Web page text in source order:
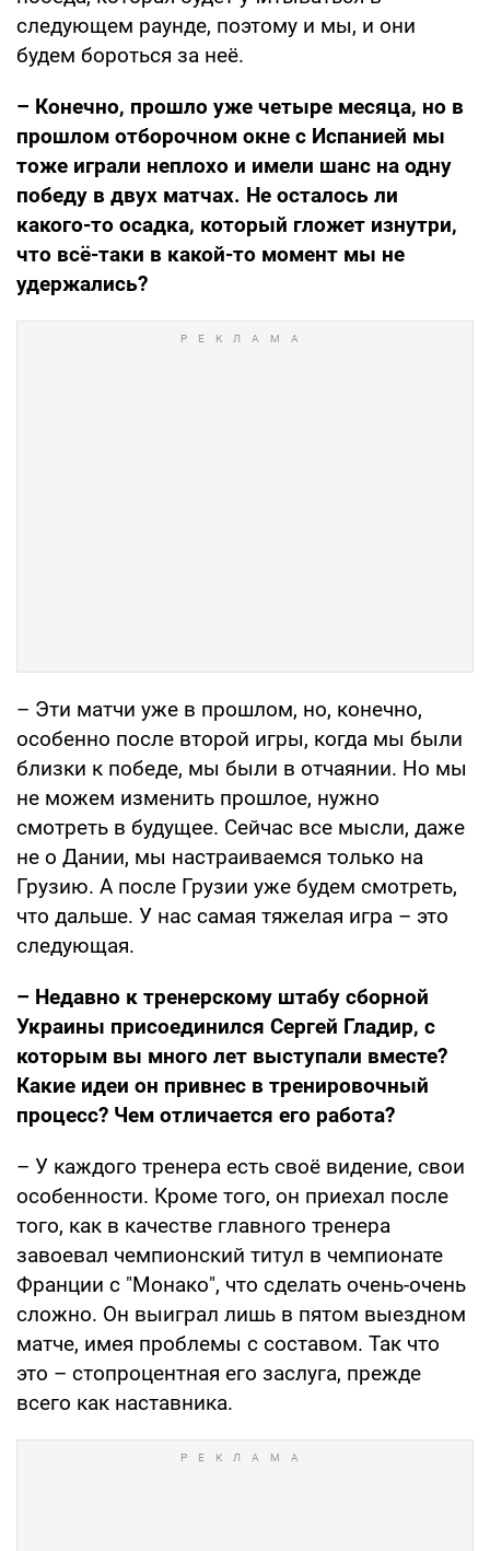
следующем раунде, поэтому и мы, и они
будем бороться за неё.
– Конечно, прошло уже четыре месяца, но в
прошлом отборочном окне с Испанией мы
тоже играли неплохо и имели шанс на одну
победу в двух матчах. Не осталось ли
какого-то осадка, который гложет изнутри,
что всё-таки в какой-то момент мы не
удержались?
– Эти матчи уже в прошлом, но, конечно,
особенно после второй игры, когда мы были
близки к победе, мы были в отчаянии. Но мы
не можем изменить прошлое, нужно
смотреть в будущее. Сейчас все мысли, даже
не о Дании, мы настраиваемся только на
Грузию. А после Грузии уже будем смотреть,
что дальше. У нас самая тяжелая игра – это
следующая.
– Недавно к тренерскому штабу сборной
Украины присоединился Сергей Гладир, с
которым вы много лет выступали вместе?
Какие идеи он привнес в тренировочный
процесс? Чем отличается его работа?
– У каждого тренера есть своё видение, свои
особенности. Кроме того, он приехал после
того, как в качестве главного тренера
завоевал чемпионский титул в чемпионате
Франции с "Монако", что сделать очень-очень
сложно. Он выиграл лишь в пятом выездном
матче, имея проблемы с составом. Так что
это – стопроцентная его заслуга, прежде
всего как наставника.